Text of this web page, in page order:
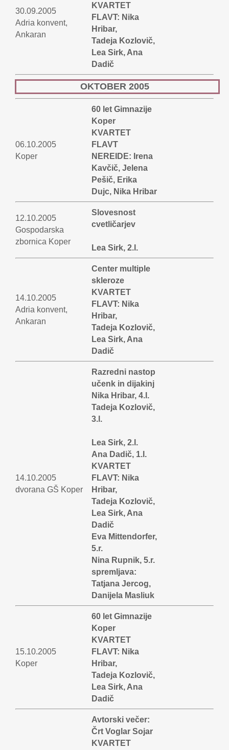
30.09.2005
Adria konvent,
Ankaran
KVARTET
FLAVT: Nika
Hribar,
Tadeja Kozlovič,
Lea Sirk, Ana
Dadič
OKTOBER 2005
06.10.2005
Koper
60 let Gimnazije
Koper
KVARTET
FLAVT
NEREIDE: Irena
Kavčič, Jelena
Pešič, Erika
Dujc, Nika Hribar
12.10.2005
Gospodarska
zbornica Koper
Slovesnost
cvetličarjev
Lea Sirk, 2.l.
14.10.2005
Adria konvent,
Ankaran
Center multiple
skleroze
KVARTET
FLAVT: Nika
Hribar,
Tadeja Kozlovič,
Lea Sirk, Ana
Dadič
14.10.2005
dvorana GŠ Koper
Razredni nastop
učenk in dijakinj
Nika Hribar, 4.l.
Tadeja Kozlovič,
3.l.
Lea Sirk, 2.l.
Ana Dadič, 1.l.
KVARTET
FLAVT: Nika
Hribar,
Tadeja Kozlovič,
Lea Sirk, Ana
Dadič
Eva Mittendorfer,
5.r.
Nina Rupnik, 5.r.
spremljava:
Tatjana Jercog,
Danijela Masliuk
15.10.2005
Koper
60 let Gimnazije
Koper
KVARTET
FLAVT: Nika
Hribar,
Tadeja Kozlovič,
Lea Sirk, Ana
Dadič
Avtorski večer:
Črt Voglar Sojar
KVARTET